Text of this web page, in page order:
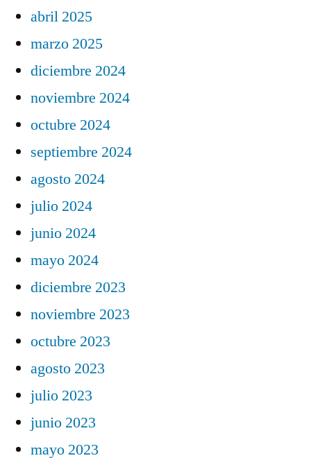
abril 2025
marzo 2025
diciembre 2024
noviembre 2024
octubre 2024
septiembre 2024
agosto 2024
julio 2024
junio 2024
mayo 2024
diciembre 2023
noviembre 2023
octubre 2023
agosto 2023
julio 2023
junio 2023
mayo 2023